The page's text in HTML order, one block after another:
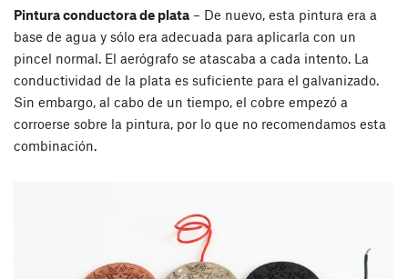
Pintura conductora de plata – De nuevo, esta pintura era a
base de agua y sólo era adecuada para aplicarla con un
pincel normal. El aerógrafo se atascaba a cada intento. La
conductividad de la plata es suficiente para el galvanizado.
Sin embargo, al cabo de un tiempo, el cobre empezó a
corroerse sobre la pintura, por lo que no recomendamos esta
combinación.